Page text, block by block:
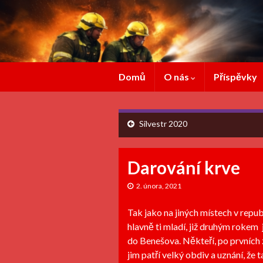
Domů O nás Příspěvky
Silvestr 2020
Darování krve
2. února, 2021
Tak jako na jiných místech v
hlavně ti mladí, již druhým
do Benešova. Někteří, po prvních
jim patří velký obdiv a uznání,